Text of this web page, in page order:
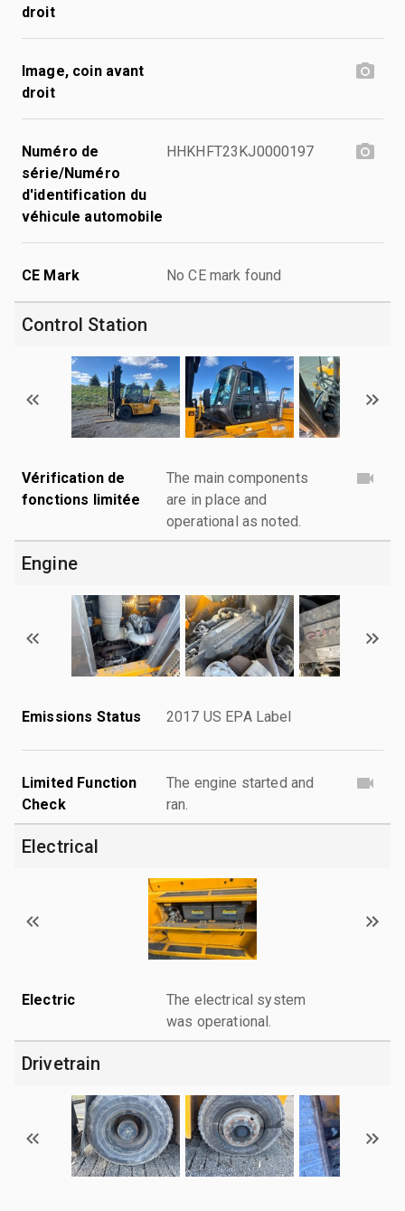
droit
Image, coin avant
droit
Numéro de
série/Numéro
d'identification du
véhicule automobile
HHKHFT23KJ0000197
CE Mark No CE mark found
Control Station
Vérification de
fonctions limitée
The main components
are in place and
operational as noted.
Engine
Emissions Status 2017 US EPA Label
Limited Function
Check
The engine started and
ran.
Electrical
Electric
The electrical system
was operational.
Drivetrain